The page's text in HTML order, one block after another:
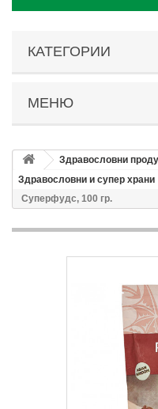
КАТЕГОРИИ
МЕНЮ
Здравословни
Здравословни и супер храни
Суперфудс, 100 гр.